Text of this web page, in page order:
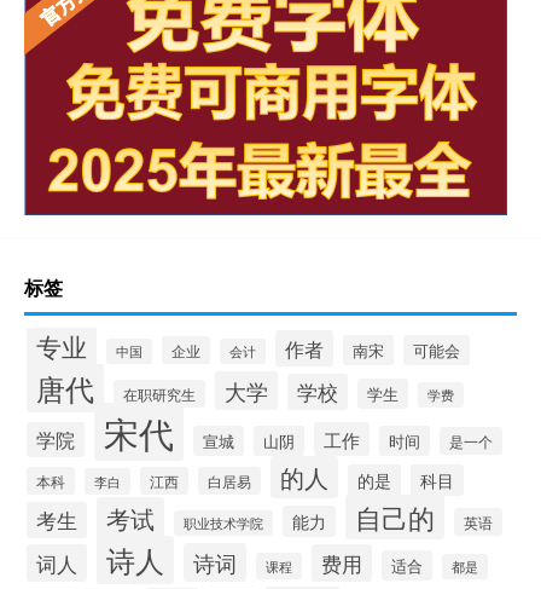
标签
专业 中国 企业 会计 作者 南宋 可能会
唐代 在职研究生 大学 学校 学生 学费
学院 宋代 宣城 山阴 工作 时间
是一个
本科
李白 江西 白居易 的人 的是 科目
考生 考试 职业技术学院 能力 自己的 英语
词人 诗人 诗词 课程 费用 适合 都是